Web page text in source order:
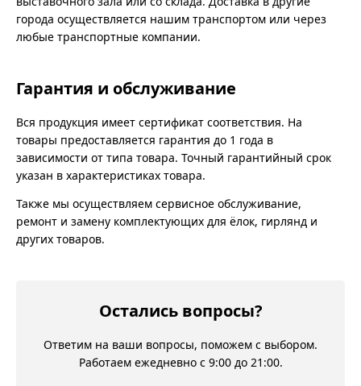
города осуществляется нашим транспортом или через
любые транспортные компании.
Гарантия и обслуживание
Вся продукция имеет сертификат соответствия. На
товары предоставляется гарантия до 1 года в
зависимости от типа товара. Точный гарантийный срок
указан в характеристиках товара.
Также мы осуществляем сервисное обслуживание,
ремонт и замену комплектующих для ёлок, гирлянд и
других товаров.
Остались вопросы?
Ответим на ваши вопросы, поможем с выбором.
Работаем ежедневно с 9:00 до 21:00.